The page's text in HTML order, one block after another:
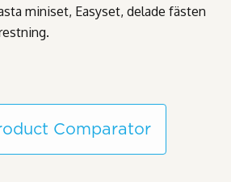
miniset, Easyset, delade fästen
Comparator